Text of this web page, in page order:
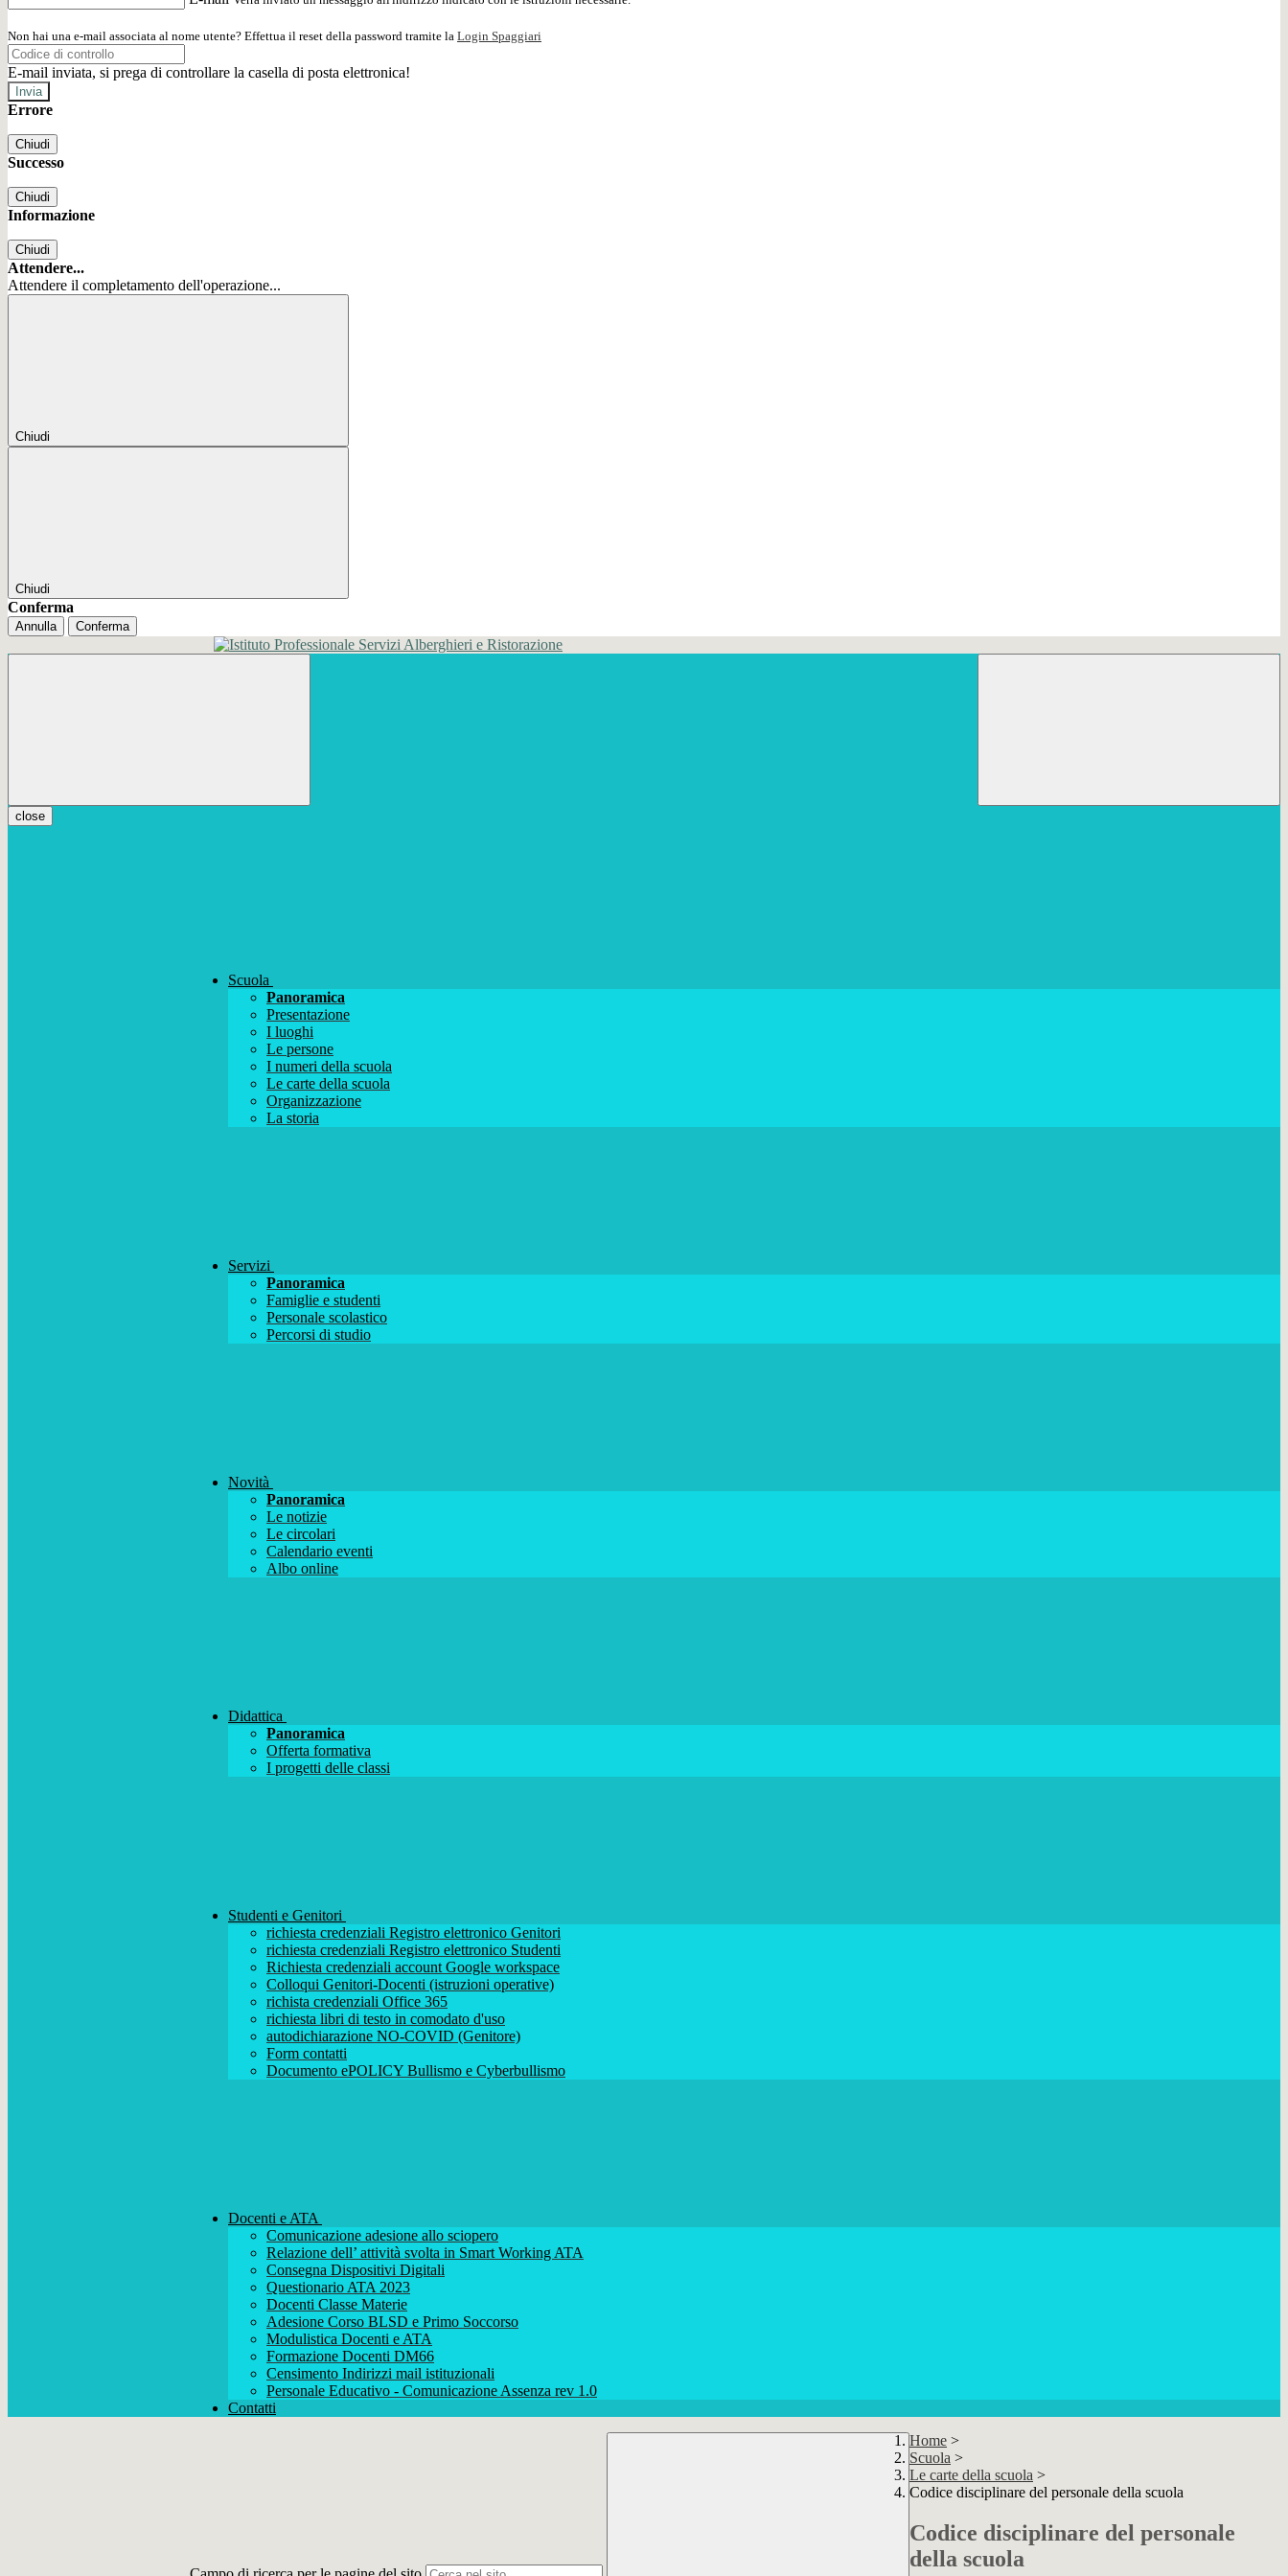
Non hai una e-mail associata al nome utente? Effettua il reset della password tramite la Login Spaggiari
E-mail inviata, si prega di controllare la casella di posta elettronica!
Errore
Chiudi
Successo
Chiudi
Informazione
Chiudi
Attendere...
Attendere il completamento dell'operazione...
Chiudi
Chiudi
Conferma
Annulla Conferma
close
Scuola
Panoramica
Presentazione
I luoghi
Le persone
I numeri della scuola
Le carte della scuola
Organizzazione
La storia
Servizi
Panoramica
Famiglie e studenti
Personale scolastico
Percorsi di studio
Novità
Panoramica
Le notizie
Le circolari
Calendario eventi
Albo online
Didattica
Panoramica
Offerta formativa
I progetti delle classi
Studenti e Genitori
richiesta credenziali Registro elettronico Genitori
richiesta credenziali Registro elettronico Studenti
Richiesta credenziali account Google workspace
Colloqui Genitori-Docenti (istruzioni operative)
richista credenziali Office 365
richiesta libri di testo in comodato d'uso
autodichiarazione NO-COVID (Genitore)
Form contatti
Documento ePOLICY Bullismo e Cyberbullismo
Docenti e ATA
Comunicazione adesione allo sciopero
Relazione dell’ attività svolta in Smart Working ATA
Consegna Dispositivi Digitali
Questionario ATA 2023
Docenti Classe Materie
Adesione Corso BLSD e Primo Soccorso
Modulistica Docenti e ATA
Formazione Docenti DM66
Censimento Indirizzi mail istituzionali
Personale Educativo - Comunicazione Assenza rev 1.0
Contatti
Home >
Scuola >
Le carte della scuola >
Codice disciplinare del personale della scuola
Codice disciplinare del personale
della scuola